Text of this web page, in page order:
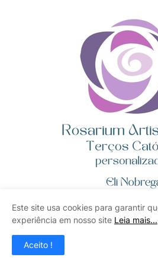
Este site usa cookies para garantir
experiência em nosso site Leia mais...
Aceito !